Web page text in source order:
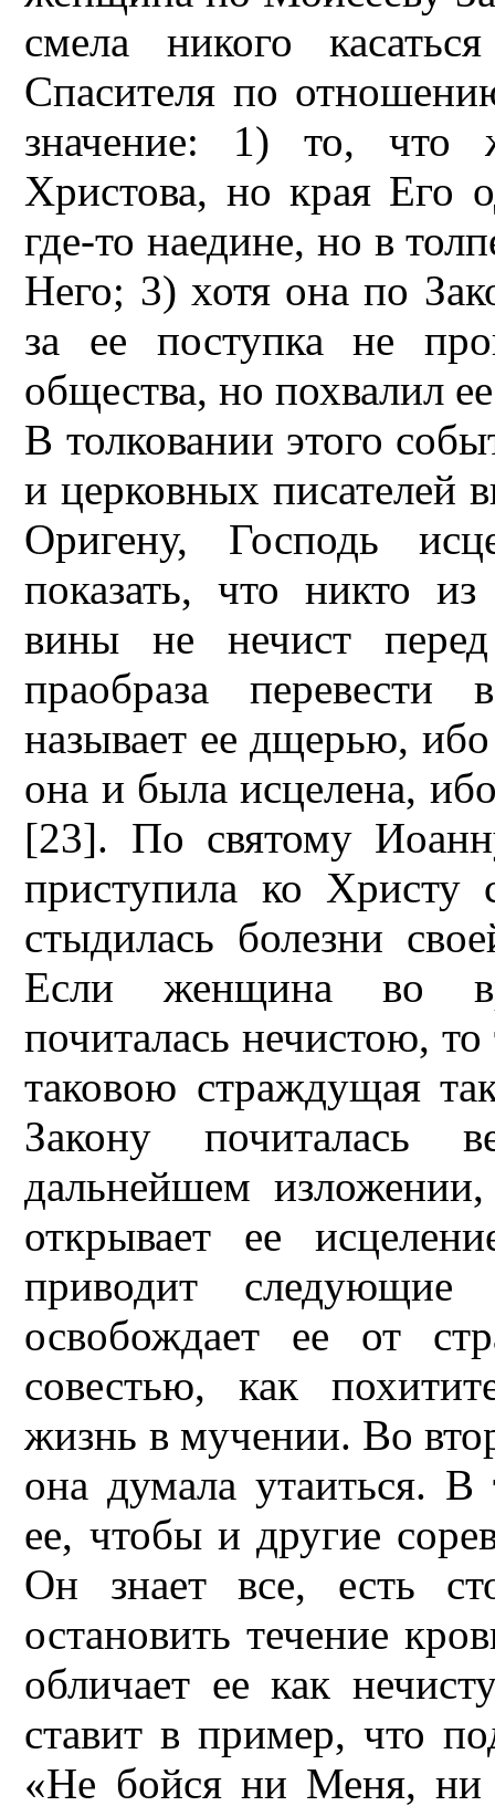
смела никого
Спасителя по
значение: 1) то, что
Христова, но края Его
где-то наедине, но в
Него; 3) хотя она по
за ее поступка не
общества, но похвалил
В толковании этого
и церковных писателей
Оригену, Господь
показать, что никто
вины не нечист
праобраза
называет ее дщерью,
она и была исцелена,
[23]. По святому
приступила ко Христу
стыдилась болезни
Если женщина во
почиталась нечистою,
таковою страждущая
Закону почиталась
дальнейшем
открывает ее
приводит
освобождает ее от
совестью, как
жизнь в мучении. Во
она думала утаиться. В
ее, чтобы и другие
Он знает все, есть
остановить течение
обличает ее как
ставит в пример, что
«Не бойся ни Меня, ни